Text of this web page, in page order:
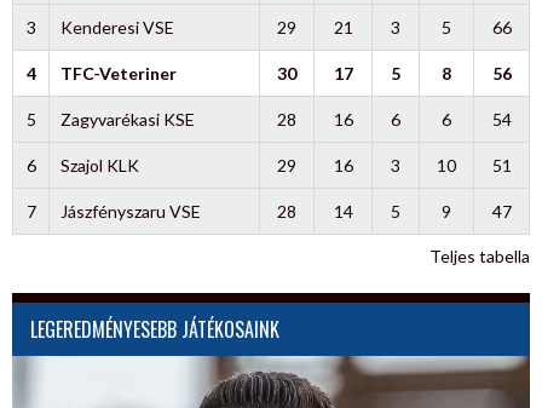
3 Kenderesi VSE 29 21 3 5 66
4 TFC-Veteriner 30 17 5 8 56
5 Zagyvarékasi KSE 28 16 6 6 54
6 Szajol KLK 29 16 3 10 51
7 Jászfényszaru VSE 28 14 5 9 47
Teljes tabella
LEGEREDMÉNYESEBB JÁTÉKOSAINK